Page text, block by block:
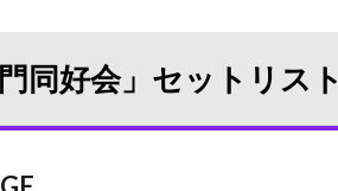
同好会」セットリスト